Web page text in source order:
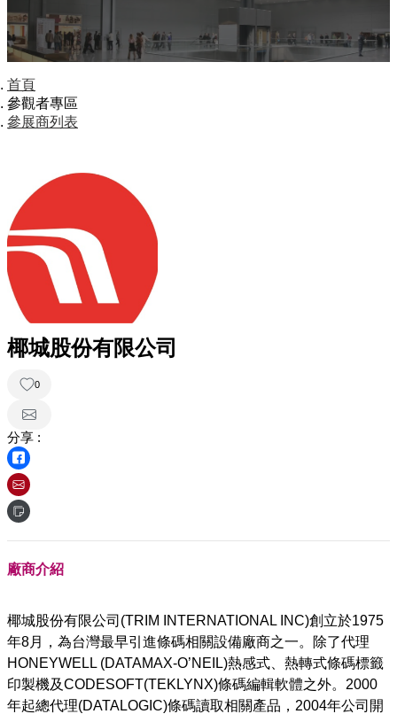
首頁
參觀者專區
參展商列表
椰城股份有限公司
0
分享 :
廠商介紹
椰城股份有限公司(TRIM INTERNATIONAL INC)創立於1975
年8月，為台灣最早引進條碼相關設備廠商之一。除了代理
HONEYWELL (DATAMAX-O’NEIL)熱感式、熱轉式條碼標籤
印製機及CODESOFT(TEKLYNX)條碼編輯軟體之外。2000
年起總代理(DATALOGIC)條碼讀取相關產品，2004年公司開